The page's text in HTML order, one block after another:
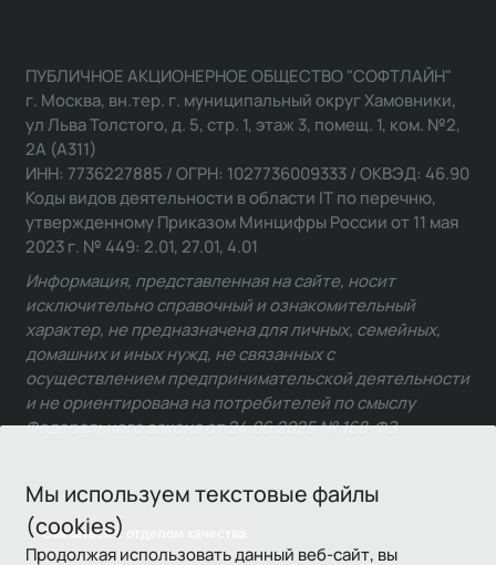
Мы используем текстовые файлы
(cookies)
Продолжая использовать данный веб-сайт, вы
Связаться с отделом качества
ПУБЛИЧНОЕ АКЦИОНЕРНОЕ ОБЩЕСТВО "СОФТЛАЙН"
г. Москва, вн.тер. г. муниципальный округ Хамовники,
ул Льва Толстого, д. 5, стр. 1, этаж 3, помещ. 1, ком. №2,
2А (А311)
ИНН: 7736227885 / ОГРН: 1027736009333 / ОКВЭД: 46.90
Коды видов деятельности в области IT по перечню,
утвержденному Приказом Минцифры России от 11 мая
2023 г. № 449: 2.01, 27.01, 4.01
Информация, представленная на сайте, носит
исключительно справочный и ознакомительный
характер, не предназначена для личных, семейных,
домашних и иных нужд, не связанных с
осуществлением предпринимательской деятельности
и не ориентирована на потребителей по смыслу
Федерального закона от 24.06.2025 № 168-ФЗ.